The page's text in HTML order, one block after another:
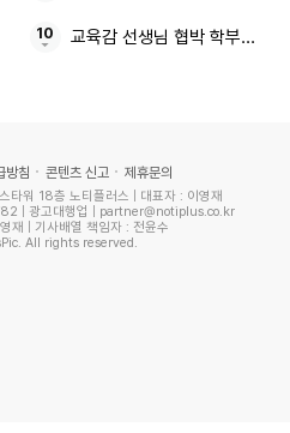
교육감 선생님 협박 학부모 직
방침 콘텐츠 신고 제휴문의
타워 18층 노티플러스 | 대표자 : 이영재
| 광고대행업 | partner@notiplus.co.kr
재 | 기사배열 책임자 : 전윤수
All rights reserved.